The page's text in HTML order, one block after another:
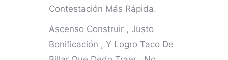
Contestación Más Rápida.
Ascenso Construir , Justo
Bonificación , Y Logro Taco De